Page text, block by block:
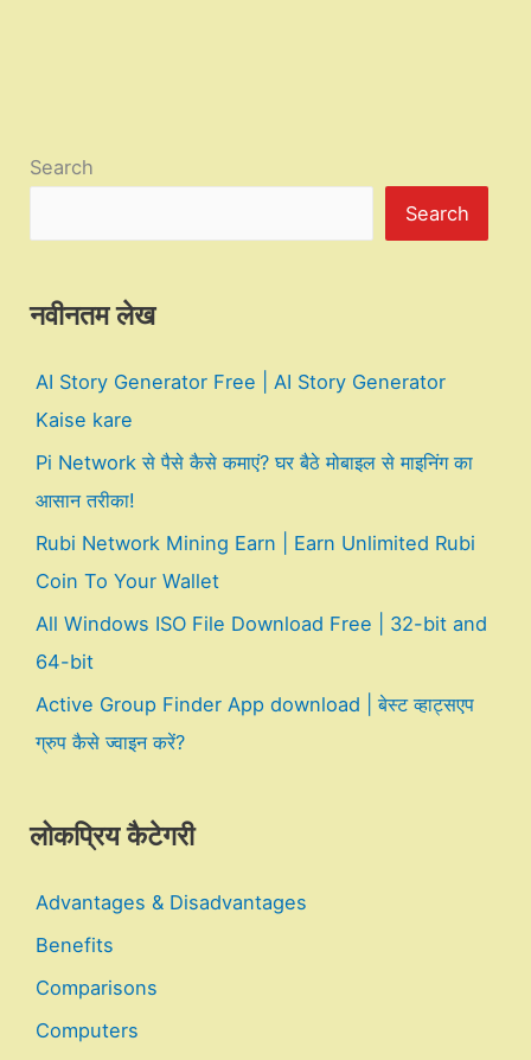
Search
Search
नवीनतम लेख
AI Story Generator Free | AI Story Generator
Kaise kare
Pi Network से पैसे कैसे कमाएं? घर बैठे मोबाइल से माइनिंग का
आसान तरीका!
Rubi Network Mining Earn | Earn Unlimited Rubi
Coin To Your Wallet
All Windows ISO File Download Free | 32-bit and
64-bit
Active Group Finder App download | बेस्ट व्हाट्सएप
ग्रुप कैसे ज्वाइन करें?
लोकप्रिय कैटेगरी
Advantages & Disadvantages
Benefits
Comparisons
Computers